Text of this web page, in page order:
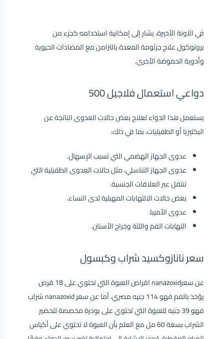
في الآونة الأخيرة، يشار إلى إمكانية استخدامه كجزء من
بروتوكول علاج جرثومة المعدة بالتزامن مع المضادات الحيوية
وأدوية الحموضة الأخرى.
دواعي استعمال فلاجيل 500
يستعمل هذا الدواء لعلاج بعض حالات العدوى الناتجة عن
البكتيريا أو الطفيليات، بما في ذلك:
عدوى الجهاز الهضمي التي تسبب الإسهال.
عدوى الجهاز التناسلي، مثل حالات العدوى الطفيلية التي
تنتقل عبر العلاقات الجنسية.
بعض حالات الالتهابات المهبلية لدى النساء.
عدوى الأميبا.
التهابات الفم واللثة وخراج الأسنان.
سعر نانازوكسيد شراب وكبسول
عن سعرnanazoxid اقراص العبوة التي تحتوي على 18 قرص
يؤخذ بالفم فهو 114 جنيه مصري، أما عن سعر nanazoxid شراب
فهو 39 جنيه للعبوة التي تحتوي على بودرة مخصصة لتحضير
الشراب بسعة 60 مل مع العلم بأن العبوة لا تحتوي على أكياس